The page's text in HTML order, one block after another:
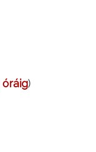
óráig)